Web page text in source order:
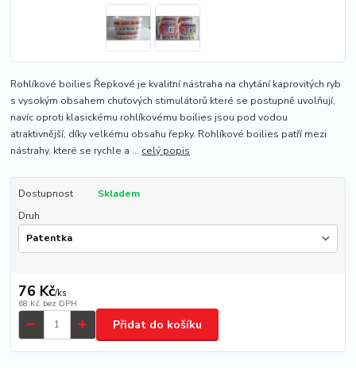
Rohlíkové boilies Řepkové je kvalitní nástraha na chytání kaprovitých ryb
s vysokým obsahem chuťových stimulátorů které se postupně uvolňují,
navíc oproti klasickému rohlíkovému boilies jsou pod vodou
atraktivnější, díky velkému obsahu řepky. Rohlíkové boilies patří mezi
nástrahy, které se rychle a ... celý popis
Dostupnost
Skladem
Druh
76 Kč/ks
68 Kč bez DPH
Přidat do košíku